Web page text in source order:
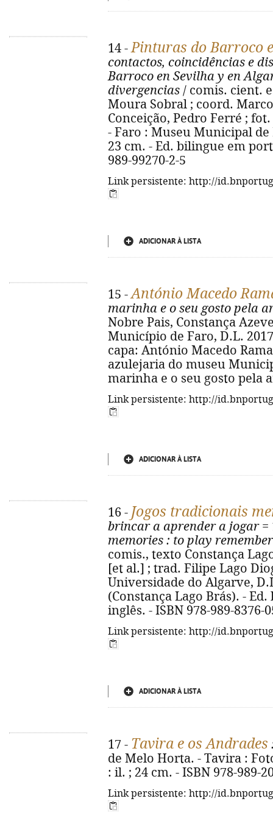
14 -Pinturas do Barroco
contactos, coincidências e
Barroco en Sevilha y en
divergencias / comis. cient.
Moura Sobral ; coord.
Conceição, Pedro Ferré ;
- Faro : Museu Municipal de
23 cm. - Ed. bilingue em
989-99270-2-5
Link persistente: http://
ADICIONAR À LISTA
15 -António Macedo
marinha e o seu gosto pela
Nobre Pais, Constança
Município de Faro, D.L.
capa: António Macedo
azulejaria do museu
marinha e o seu gosto pela
Link persistente: http://
ADICIONAR À LISTA
16 - Jogos tradicionais
brincar a aprender a jogar=
memories : to play
comis., texto Constança
[et al.] ; trad. Filipe Lago
Universidade do Algarve,
(Constança Lago Brás). -
inglês. - ISBN 978-989-8376-
Link persistente: http://
ADICIONAR À LISTA
17 - Tavira e os Andrades
de Melo Horta. - Tavira :
: il. ; 24 cm. - ISBN 978-989-
Link persistente: http://